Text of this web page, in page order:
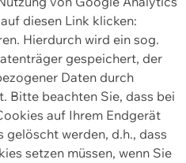
diesen Link klicken:
Hierdurch wird ein sog.
gespeichert, der
Daten durch
Bitte beachten Sie, dass bei
auf Ihrem Endgerät
werden, d.h., dass
setzen müssen, wenn Sie